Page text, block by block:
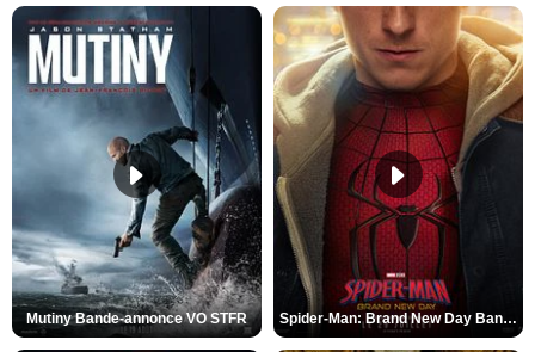
Mutiny Bande-annonce VO STFR Spider-Man: Brand New Day Bande-annonce VO STFR